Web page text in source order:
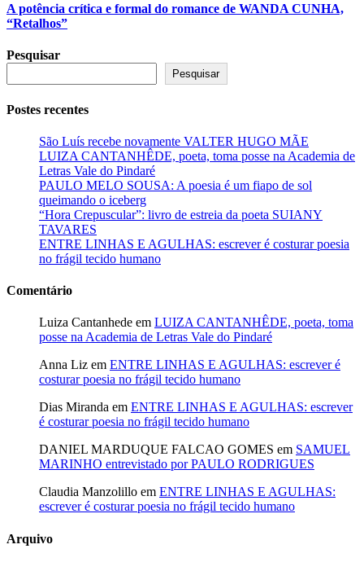
A potência crítica e formal do romance de WANDA CUNHA,
“Retalhos”
Pesquisar
Pesquisar
Postes recentes
São Luís recebe novamente VALTER HUGO MÃE
LUIZA CANTANHÊDE, poeta, toma posse na Academia de
Letras Vale do Pindaré
PAULO MELO SOUSA: A poesia é um fiapo de sol
queimando o iceberg
“Hora Crepuscular”: livro de estreia da poeta SUIANY
TAVARES
ENTRE LINHAS E AGULHAS: escrever é costurar poesia
no frágil tecido humano
Comentário
Luiza Cantanhede em LUIZA CANTANHÊDE, poeta, toma
posse na Academia de Letras Vale do Pindaré
Anna Liz em ENTRE LINHAS E AGULHAS: escrever é
costurar poesia no frágil tecido humano
Dias Miranda em ENTRE LINHAS E AGULHAS: escrever
é costurar poesia no frágil tecido humano
DANIEL MARDUQUE FALCAO GOMES em SAMUEL
MARINHO entrevistado por PAULO RODRIGUES
Claudia Manzolillo em ENTRE LINHAS E AGULHAS:
escrever é costurar poesia no frágil tecido humano
Arquivo